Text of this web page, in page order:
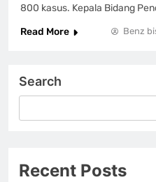
800 kasus. Kepala Bidang
Read More
Benz
Search
Recent Posts